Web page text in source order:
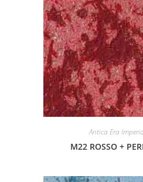
Antica Era
M22 ROSSO +